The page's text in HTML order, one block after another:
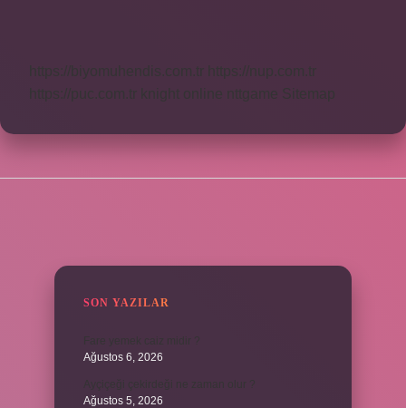
https://nup.com.tr
nttgame Sitemap
SON YAZILAR
Ağustos 6, 2026
Ağustos 5, 2026